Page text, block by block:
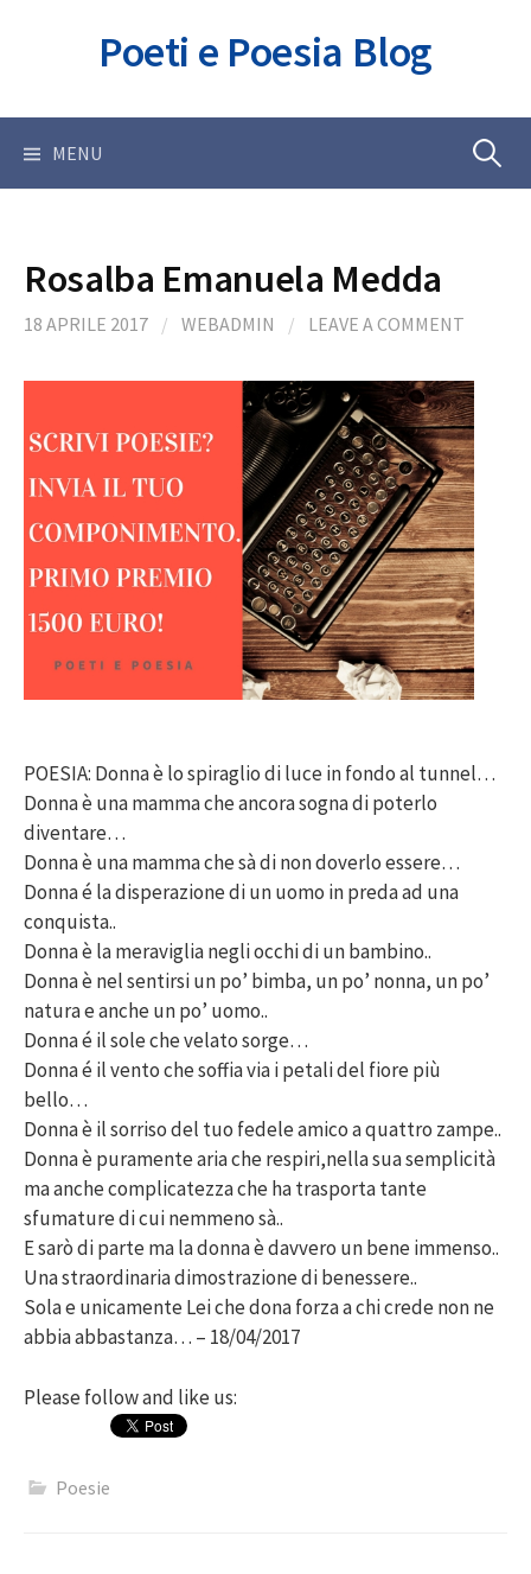
Poeti e Poesia Blog
MENU Ricerca
Rosalba Emanuela Medda
18 APRILE 2017 / WEBADMIN / LEAVE A COMMENT
POESIA: Donna è lo spiraglio di luce in fondo al tunnel…
Donna è una mamma che ancora sogna di poterlo
diventare…
Donna è una mamma che sà di non doverlo essere…
Donna é la disperazione di un uomo in preda ad una
conquista..
Donna è la meraviglia negli occhi di un bambino..
Donna è nel sentirsi un po’ bimba, un po’ nonna, un po’
natura e anche un po’ uomo..
Donna é il sole che velato sorge…
Donna é il vento che soffia via i petali del fiore più
bello…
Donna è il sorriso del tuo fedele amico a quattro zampe..
Donna è puramente aria che respiri,nella sua semplicità
ma anche complicatezza che ha trasporta tante
sfumature di cui nemmeno sà..
E sarò di parte ma la donna è davvero un bene immenso..
Una straordinaria dimostrazione di benessere..
Sola e unicamente Lei che dona forza a chi crede non ne
abbia abbastanza… – 18/04/2017
Please follow and like us:
Poesie